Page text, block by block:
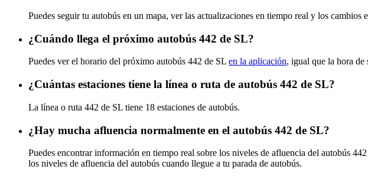
Puedes seguir tu autobús en un mapa, ver las actualizaciones en tiempo real y los cambios
¿Cuándo llega el próximo autobús 442 de SL?
Puedes ver el horario del próximo autobús 442 de SL en la aplicación, igual que la hora de
¿Cuántas estaciones tiene la línea o ruta de autobús 442 de SL?
La línea o ruta 442 de SL tiene 18 estaciones de autobús.
¿Hay mucha afluencia normalmente en el autobús 442 de SL?
Puedes encontrar información en tiempo real sobre los niveles de afluencia del autobús
los niveles de afluencia del autobús cuando llegue a tu parada de autobús.